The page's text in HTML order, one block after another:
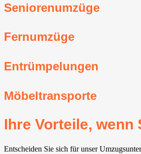
Seniorenumzüge
Fernumzüge
Entrümpelungen
Möbeltransporte
Ihre Vorteile,
Entscheiden Sie sich für unser